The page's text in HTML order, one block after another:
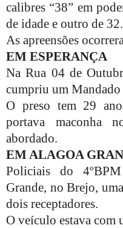
calibres “38” em
de idade e outro de 32.
As apreensões
EM ESPERANÇA
Na Rua 04 de
cumpriu um Mandado
O preso tem 29
portava maconha
abordado.
EM ALAGOA
Policiais do
Grande, no Brejo,
dois receptadores.
O veículo estava com